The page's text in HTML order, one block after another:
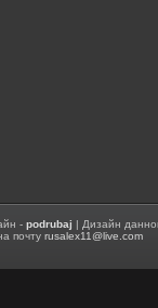
-podrubaj | Дизайн
почтуrusalex11@live.com